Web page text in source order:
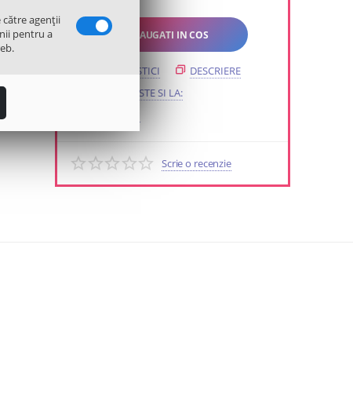
ADAUGATI IN COS
CARACTERISTICI
DESCRIERE
SE POTRIVESTE SI LA:
Scrie o recenzie
agenții
pentru a